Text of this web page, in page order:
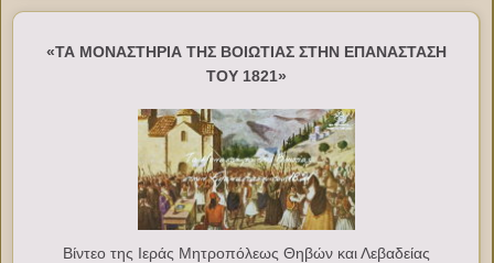
«ΤΑ ΜΟΝΑΣΤΗΡΙΑ ΤΗΣ ΒΟΙΩΤΙΑΣ ΣΤΗΝ ΕΠΑΝΑΣΤΑΣΗ
ΤΟΥ 1821»
Βίντεο της Ιεράς Μητροπόλεως Θηβών και Λεβαδείας